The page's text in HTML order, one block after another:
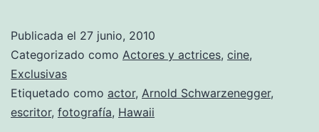
fotografía
de
la
remake
Publicada el 27 junio, 2010
Categorizado como Actores y actrices, cine,
Exclusivas
Etiquetado como actor, Arnold Schwarzenegger,
escritor, fotografía, Hawaii